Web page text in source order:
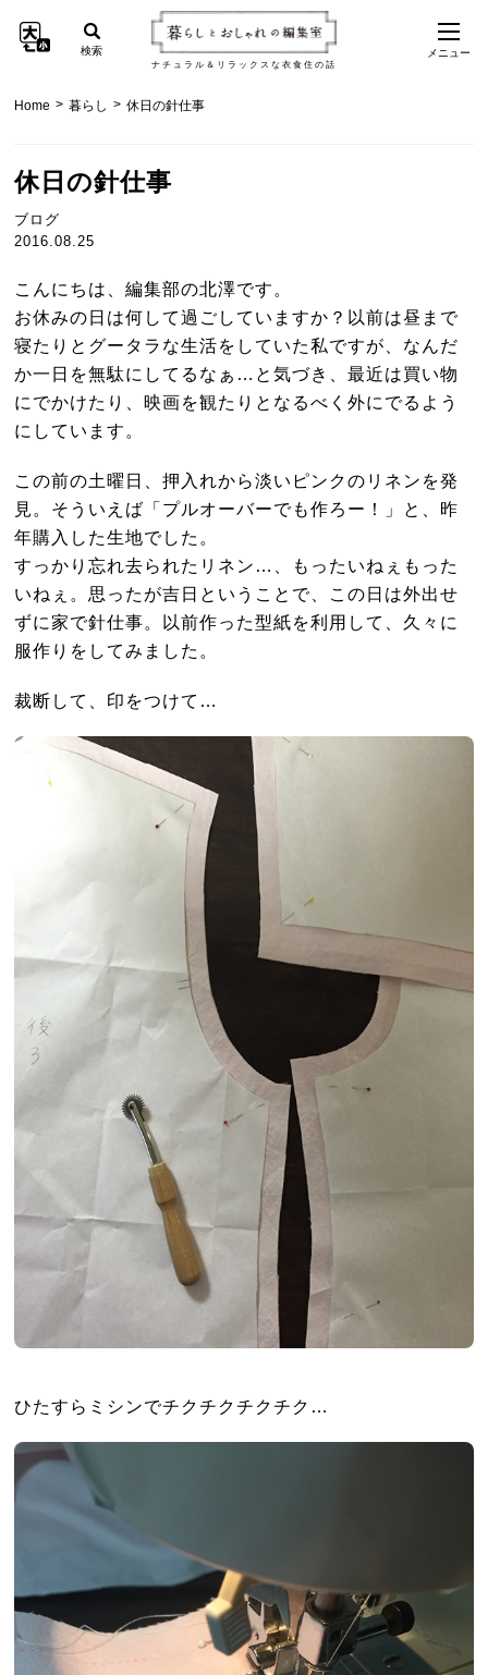
ナチュラル＆リラックスな衣食住の話
検索 メニュー
Home > 暮らし > 休日の針仕事
休日の針仕事
ブログ
2016.08.25
こんにちは、編集部の北澤です。
お休みの日は何して過ごしていますか？以前は昼まで
寝たりとグータラな生活をしていた私ですが、なんだ
か一日を無駄にしてるなぁ…と気づき、最近は買い物
にでかけたり、映画を観たりとなるべく外にでるよう
にしています。
この前の土曜日、押入れから淡いピンクのリネンを発
見。そういえば「プルオーバーでも作ろー！」と、昨
年購入した生地でした。
すっかり忘れ去られたリネン…、もったいねぇもった
いねぇ。思ったが吉日ということで、この日は外出せ
ずに家で針仕事。以前作った型紙を利用して、久々に
服作りをしてみました。
裁断して、印をつけて…
ひたすらミシンでチクチクチクチク…